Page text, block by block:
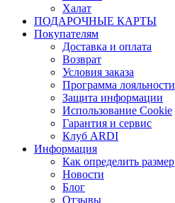
Халат
ПОДАРОЧНЫЕ КАРТЫ
Покупателям
Доставка и оплата
Возврат
Условия заказа
Программа лояльности
Защита информации
Использование Cookie
Гарантия и сервис
Клуб ARDI
Информация
Как определить размер
Новости
Блог
Отзывы